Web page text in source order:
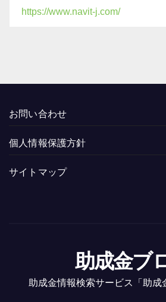
https://www.navit-j.com/
お問い合わせ
個人情報保護方針
サイトマップ
助成金ブ
助成金情報検索サービス「助成